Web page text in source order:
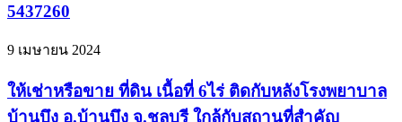
5437260
9 เมษายน 2024
ให้เช่าหรือขาย ที่ดิน เนื้อที่ 6ไร่ ติดกับหลังโรงพยาบาล
บ้านบึง อ.บ้านบึง จ.ชลบุรี ใกล้กับสถานที่สำคัญ